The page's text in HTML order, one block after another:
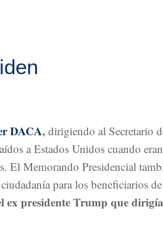
DACA, dirigiendo al Secretario
a Estados Unidos cuando
El Memorando Presidencial
para los beneficiarios
ex presidente Trump que